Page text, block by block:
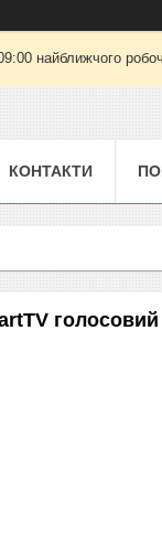
найближчого
КОНТАКТИ